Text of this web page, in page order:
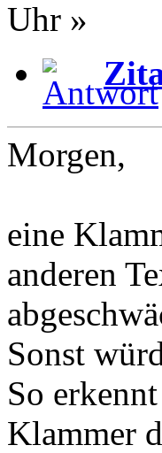
Uhr »
Morgen,
eine
anderen
Sonst
So
Klammer